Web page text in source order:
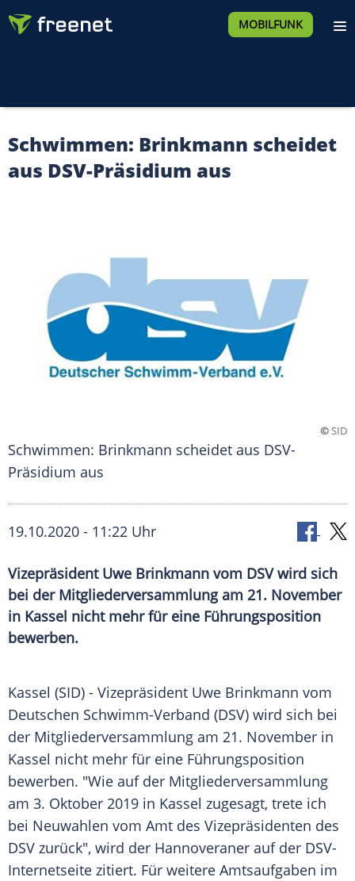
MOBILFUNK
Schwimmen: Brinkmann scheidet
aus DSV-Präsidium aus
©SID
Schwimmen: Brinkmann scheidet aus DSV-
Präsidium aus
19.10.2020 - 11:22 Uhr
Vizepräsident Uwe Brinkmann vom DSV wird sich
bei der Mitgliederversammlung am 21. November
in Kassel nicht mehr für eine Führungsposition
bewerben.
Kassel (SID) - Vizepräsident Uwe Brinkmann vom
Deutschen Schwimm-Verband (DSV) wird sich bei
der Mitgliederversammlung am 21. November in
Kassel nicht mehr für eine Führungsposition
bewerben. "Wie auf der Mitgliederversammlung
am 3. Oktober 2019 in Kassel zugesagt, trete ich
bei Neuwahlen vom Amt des Vizepräsidenten des
DSV zurück", wird der Hannoveraner auf der DSV-
Internetseite zitiert. Für weitere Amtsaufgaben im